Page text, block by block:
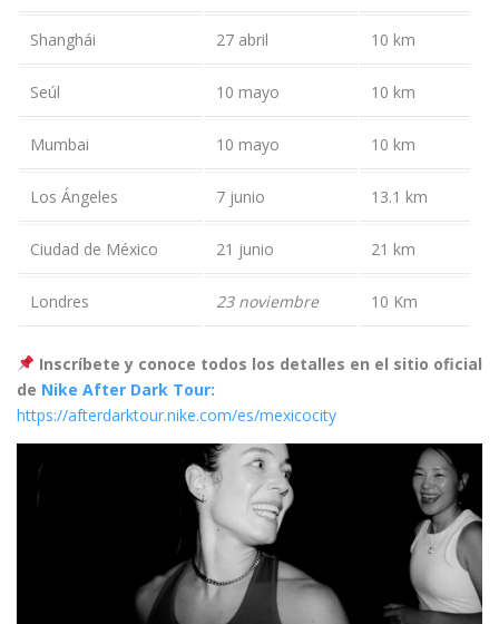
Shanghái 27 abril 10 km
Seúl 10 mayo 10 km
Mumbai 10 mayo 10 km
Los Ángeles 7 junio 13.1 km
Ciudad de México 21 junio 21 km
Londres 23 noviembre 10 Km
Inscríbete y conoce todos los detalles en el sitio oficial
de Nike After Dark Tour:
https://afterdarktour.nike.com/es/mexicocity